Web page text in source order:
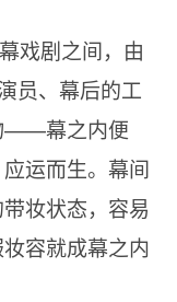
戏剧之间，由
员、幕后的工
——幕之内便
运而生。幕间
妆状态，容易
容就成幕之内